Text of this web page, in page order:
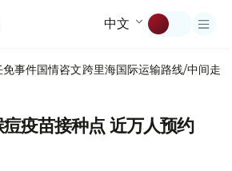
中文
免事件国情咨文跨里海国际运输路线/中间走廊
疫苗接种点 近万人预约